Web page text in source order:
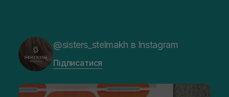
@sisters_stelmakh в Instagram
Підписатися